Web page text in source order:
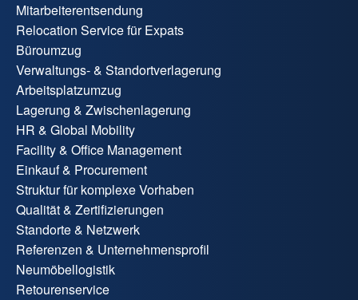
Mitarbeiterentsendung
Relocation Service für Expats
Büroumzug
Verwaltungs- & Standortverlagerung
Arbeitsplatzumzug
Lagerung & Zwischenlagerung
HR & Global Mobility
Facility & Office Management
Einkauf & Procurement
Struktur für komplexe Vorhaben
Qualität & Zertifizierungen
Standorte & Netzwerk
Referenzen & Unternehmensprofil
Neumöbellogistik
Retourenservice